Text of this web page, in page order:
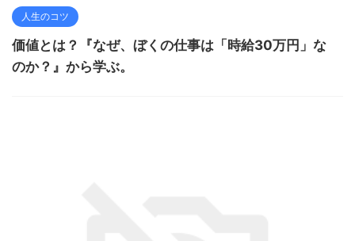
人生のコツ
価値とは？『なぜ、ぼくの仕事は「時給30万円」な
のか？』から学ぶ。